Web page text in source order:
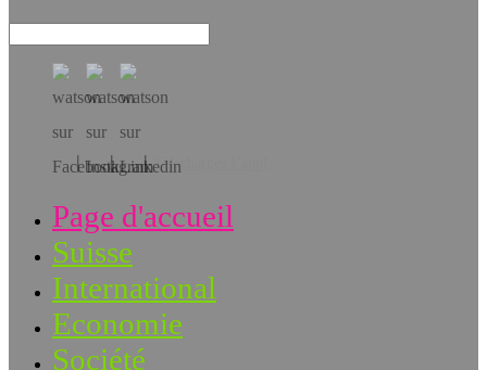
Téléchargez l’app!
Page d'accueil
Suisse
International
Economie
Société